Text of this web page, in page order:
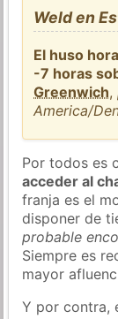
Weld en
El huso
-7 horas
Greenwich,
America/
Por todos es
acceder al
franja es el
disponer de
probable
Siempre es
mayor
Y por contra,